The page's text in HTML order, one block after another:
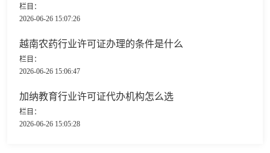
栏目：
2026-06-26 15:07:26
越南农药行业许可证办理的条件是什么
栏目：
2026-06-26 15:06:47
加纳教育行业许可证代办机构怎么选
栏目：
2026-06-26 15:05:28